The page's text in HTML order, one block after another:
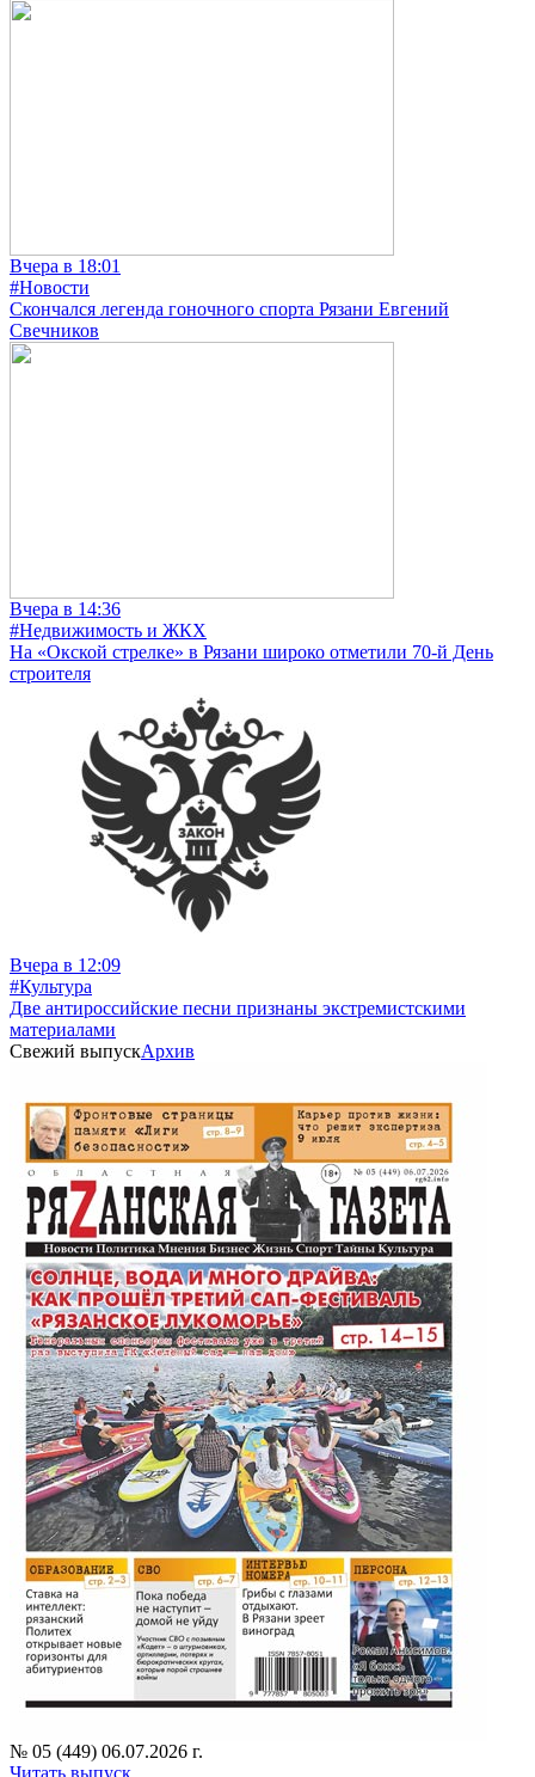
Вчера в 18:01
#Новости
Скончался легенда гоночного спорта Рязани Евгений
Свечников
Вчера в 14:36
#Недвижимость и ЖКХ
На «Окской стрелке» в Рязани широко отметили 70-й День
строителя
Вчера в 12:09
#Культура
Две антироссийские песни признаны экстремистскими
материалами
Свежий выпускАрхив
№ 05 (449) 06.07.2026 г.